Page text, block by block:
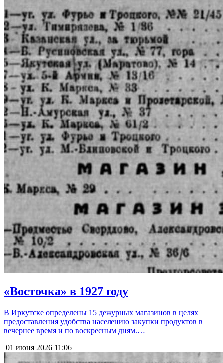
«Восточка» в 1927 году
В Иркутске определены 15 дежурных магазинов в целях
предоставления удобства населению закупки продуктов в
вечернее время и по воскресным дням.…
01 июня 2026 11:06